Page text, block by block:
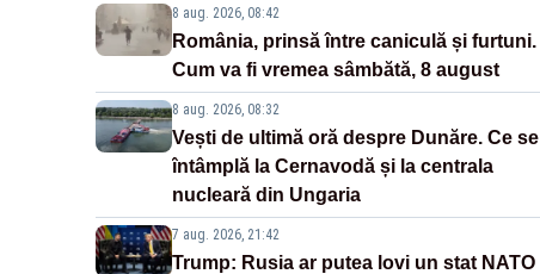
8 aug. 2026, 08:42
România, prinsă între caniculă și furtuni.
Cum va fi vremea sâmbătă, 8 august
8 aug. 2026, 08:32
Vești de ultimă oră despre Dunăre. Ce se
întâmplă la Cernavodă și la centrala
nucleară din Ungaria
7 aug. 2026, 21:42
Trump: Rusia ar putea lovi un stat NATO